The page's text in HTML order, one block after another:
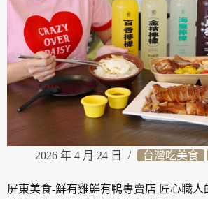
2026 年 4 月 24 日 台灣吃美食
屏東美食-鮮有雞鮮有鴨專賣店 匠心職人